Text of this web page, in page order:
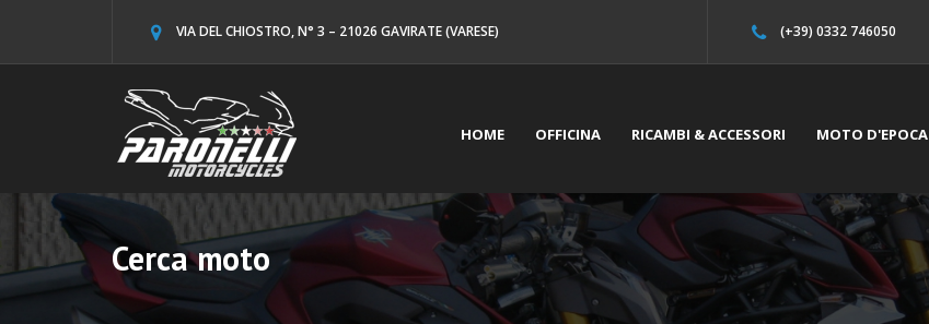
VIA DEL CHIOSTRO, N° 3 – 21026 GAVIRATE (VARESE) (+39) 0332 746050
HOME OFFICINA RICAMBI & ACCESSORI MOTO D'EPOCA
Cerca moto